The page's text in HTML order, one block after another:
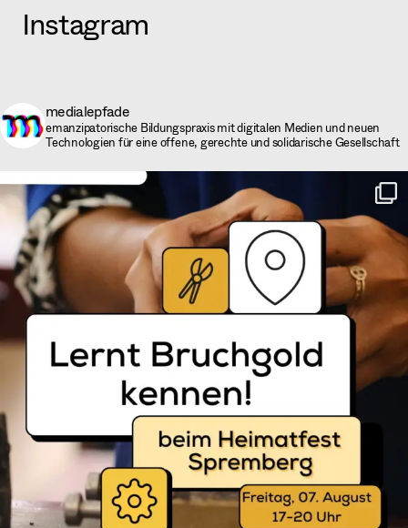
Instagram
medialepfade
emanzipatorische Bildungspraxis mit digitalen Medien und neuen
Technologien für eine offene, gerechte und solidarische Gesellschaft